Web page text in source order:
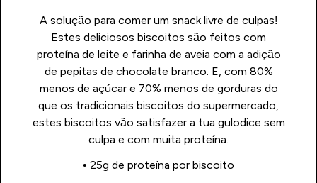
A solução para comer um snack livre de culpas!
Estes deliciosos biscoitos são feitos com
proteína de leite e farinha de aveia com a adição
de pepitas de chocolate branco. E, com 80%
menos de açúcar e 70% menos de gorduras do
que os tradicionais biscoitos do supermercado,
estes biscoitos vão satisfazer a tua gulodice sem
culpa e com muita proteína.
• 25g de proteína por biscoito